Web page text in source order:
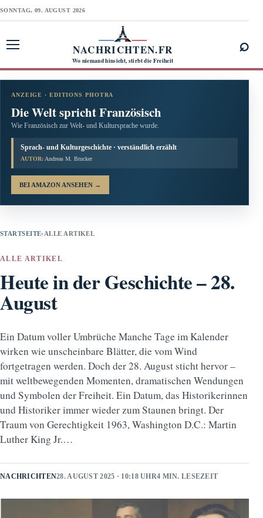
SONNTAG, 09. AUGUST 2026
NACHRICHTEN.FR
Wo niemand hinsieht, stirbt die Freiheit
⌕
ANZEIGE · EDITIONS PHOTRA
Die Welt spricht Französisch
Wie Französisch zur Welt- und Kultursprache wurde.
Sprach- und Kulturgeschichte · verständlich erzählt
AUTOR: Andreas M. Brucker
BEI AMAZON ANSEHEN →
STARTSEITE› ALLE ARTIKEL
ALLE ARTIKEL
Heute in der Geschichte – 28.
August
Ein Datum voller Umbrüche Manche Tage im Kalender
wirken wie unscheinbare Blätter, die vom Wind
fortgetragen werden. Doch der 28. August sticht hervor –
mit weltbewegenden Momenten, dramatischen Wendungen
und Symbolen der Freiheit. Ein Datum, das Historikerinnen
und Historiker immer wieder zum Staunen bringt. Der
Traum von Gerechtigkeit 1963, Washington D.C.: Martin
Luther King Jr.…
NACHRICHTEN28. AUGUST 2025 · 10:18 UHR4 MIN. LESEZEIT